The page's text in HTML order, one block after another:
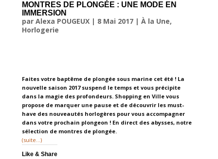
MONTRES DE PLONGÉE : UNE MODE EN
IMMERSION
par Alexa POUGEUX| 8 Mai 2017| À la Une,
Horlogerie
Faites votre baptême de plongée sous marine cet été ! La
nouvelle saison 2017 suspend le temps et vous précipite
dans la magie des profondeurs. Shopping en Ville vous
propose de marquer une pause et de découvrir les must-
have des nouveautés horlogères pour vous accompagner
dans votre prochain plongeon ! En direct des abysses, notre
sélection de montres de plongée.
(suite…)
Like & Share